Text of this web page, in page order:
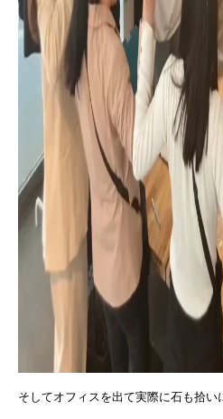
そしてオフィスを出て実際に石も拾い